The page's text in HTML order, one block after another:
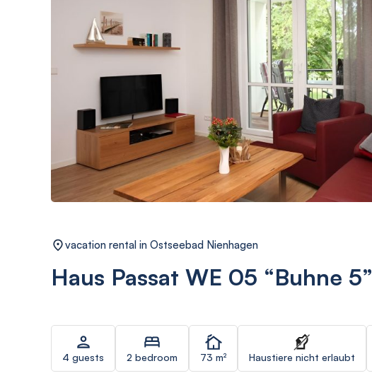
vacation rental in Ostseebad Nienhagen
Haus Passat WE 05 “Buhne 5”
4 guests 2 bedroom 73 m² Haustiere nicht erlaubt